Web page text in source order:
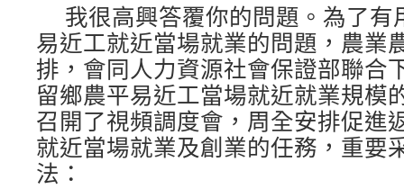
我很高興答覆你的問題。為了
易近工就近當場就業的問題，農業
排，會同人力資源社會保證部聯合
留鄉農平易近工當場就近就業規模
召開了視頻調度會，周全安排促進
就近當場就業及創業的任務，重要
法：